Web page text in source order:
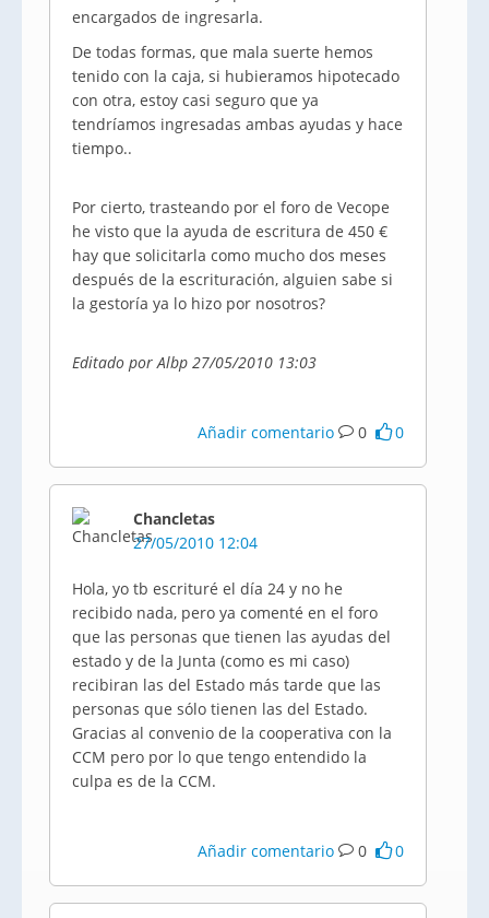
encargados de ingresarla.
De todas formas, que mala suerte hemos
tenido con la caja, si hubieramos hipotecado
con otra, estoy casi seguro que ya
tendríamos ingresadas ambas ayudas y hace
tiempo..
Por cierto, trasteando por el foro de Vecope
he visto que la ayuda de escritura de 450 €
hay que solicitarla como mucho dos meses
después de la escrituración, alguien sabe si
la gestoría ya lo hizo por nosotros?
Editado por Albp 27/05/2010 13:03
Añadir comentario 0 0
Chancletas
27/05/2010 12:04
Hola, yo tb escrituré el día 24 y no he
recibido nada, pero ya comenté en el foro
que las personas que tienen las ayudas del
estado y de la Junta (como es mi caso)
recibiran las del Estado más tarde que las
personas que sólo tienen las del Estado.
Gracias al convenio de la cooperativa con la
CCM pero por lo que tengo entendido la
culpa es de la CCM.
Añadir comentario 0 0